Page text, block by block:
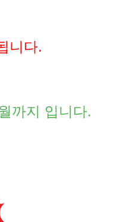
니다.
까지 입니다.